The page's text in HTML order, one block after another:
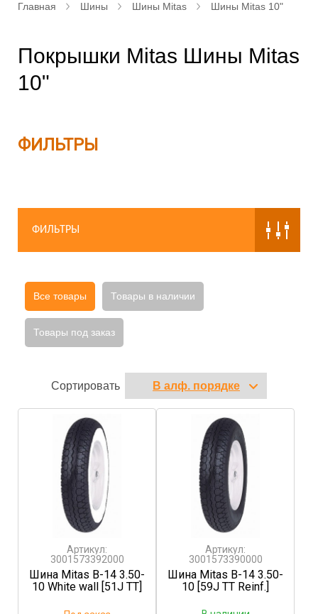
Главная Шины Шины Mitas Шины Mitas 10"
Покрышки Mitas Шины Mitas
10"
ФИЛЬТРЫ
ФИЛЬТРЫ
Все товары Товары в наличии
Товары под заказ
Сортировать
Артикул:
3001573392000
Шина Mitas B-14 3.50-
10 White wall [51J TT]
Артикул:
3001573390000
Шина Mitas B-14 3.50-
10 [59J TT Reinf.]